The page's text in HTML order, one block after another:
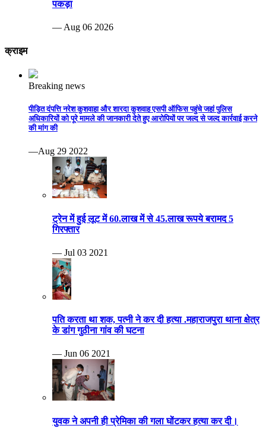
पकड़ा
— Aug 06 2026
क्राइम
Breaking news
पीड़ित दंपत्ति नरेश कुशवाहा और शारदा कुशवाह एसपी ऑफिस पहुंचे जहां पुलिस
अधिकारियों को पूरे मामले की जानकारी देते हुए आरोपियों पर जल्द से जल्द कार्रवाई करने
की मांग की
—Aug 29 2022
ट्रेन में हुई लूट में 60.लाख में से 45.लाख रूपये बरामद 5
गिरफ्तार
— Jul 03 2021
पति करता था शक, पत्नी ने कर दी हत्या .महाराजपुरा थाना क्षेत्र
के डांग गुठीना गांव की घटना
— Jun 06 2021
युवक ने अपनी ही प्रेमिका की गला घोंटकर हत्या कर दी।